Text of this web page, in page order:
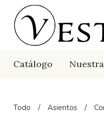
Catálogo
Todo / Asientos /